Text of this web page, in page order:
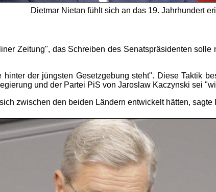
Dietmar Nietan fühlt sich an das 19. Jahrhundert
Zeitung", das Schreiben des Senatspräsidenten
der jüngsten Gesetzgebung steht". Diese Taktik
und der Partei PiS von Jaroslaw Kaczynski sei
zwischen den beiden Ländern entwickelt hätten,